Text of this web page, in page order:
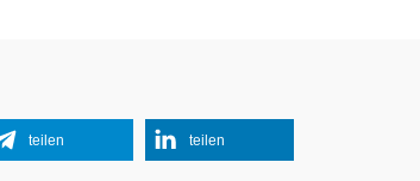
teilen teilen